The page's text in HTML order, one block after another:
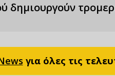
δημιουργούν
για όλες τις